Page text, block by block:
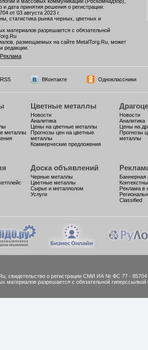
и дата принятия решения о регистрации:
от 03 августа 2023 г.
статистика рынка черных, цветных и
материалов разрешается с обязательной
размещаемых на сайте MetalTorg.Ru, может
редакции.
Реклама
RSS ВКонтакте Одноклассники
металлы
Цветные металлы
Новости
Аналитика
Цены на цветные металлы
Прогнозы цен на цветные
металлы
Коммерческие предложения
Новости
Аналитика
Цены на
Прогнозы
металлы
Доска объявлений
Черные металлы
Цветные металлы
Сырье и металлолом
Услуги
Баннерная
Реклама в
Classified
cвидетельство о регистрации СМИ ИА № ФС 77 - 85704
материалов разрешается с обязательной гиперссылкой